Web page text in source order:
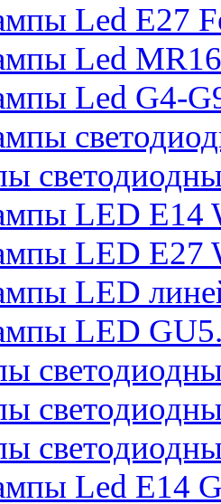
Led E27
Led
Led G4-
LED E14
LED E27
LED
LED
Led Е14